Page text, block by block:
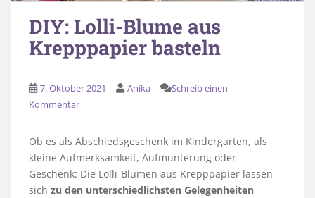
DIY: Lolli-Blume aus
Krepppapier basteln
7. Oktober 2021 Anika
Schreib einen
Kommentar
Ob es als Abschiedsgeschenk im Kindergarten, als
kleine Aufmerksamkeit, Aufmunterung oder
Geschenk: Die Lolli-Blumen aus Krepppapier lassen
sich zu den unterschiedlichsten Gelegenheiten